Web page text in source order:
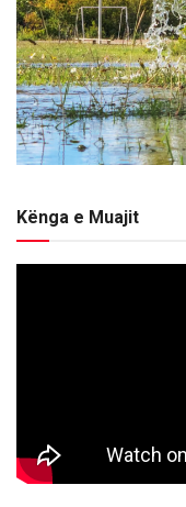
Kënga e Muajit